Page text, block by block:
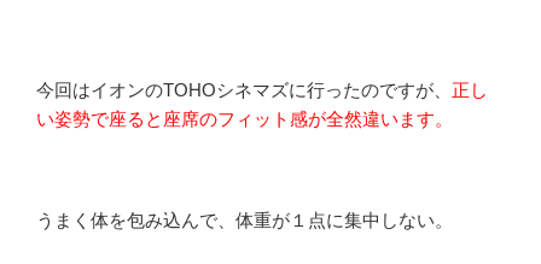
今回はイオンのTOHOシネマズに行ったのですが、 正し
い姿勢で座ると座席のフィット感が全然違います。
うまく体を包み込んで、体重が１点に集中しない。